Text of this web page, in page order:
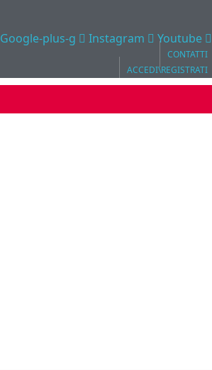
Google-plus-g Instagram Youtube
CONTATTI
ACCEDI\REGISTRATI